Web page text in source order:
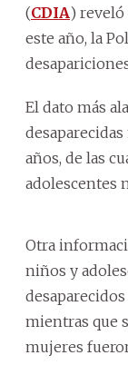
(CDIA) reveló
este año, la
El dato más
años, de las
adolescentes
Otra
niños y
mientras que
mujeres